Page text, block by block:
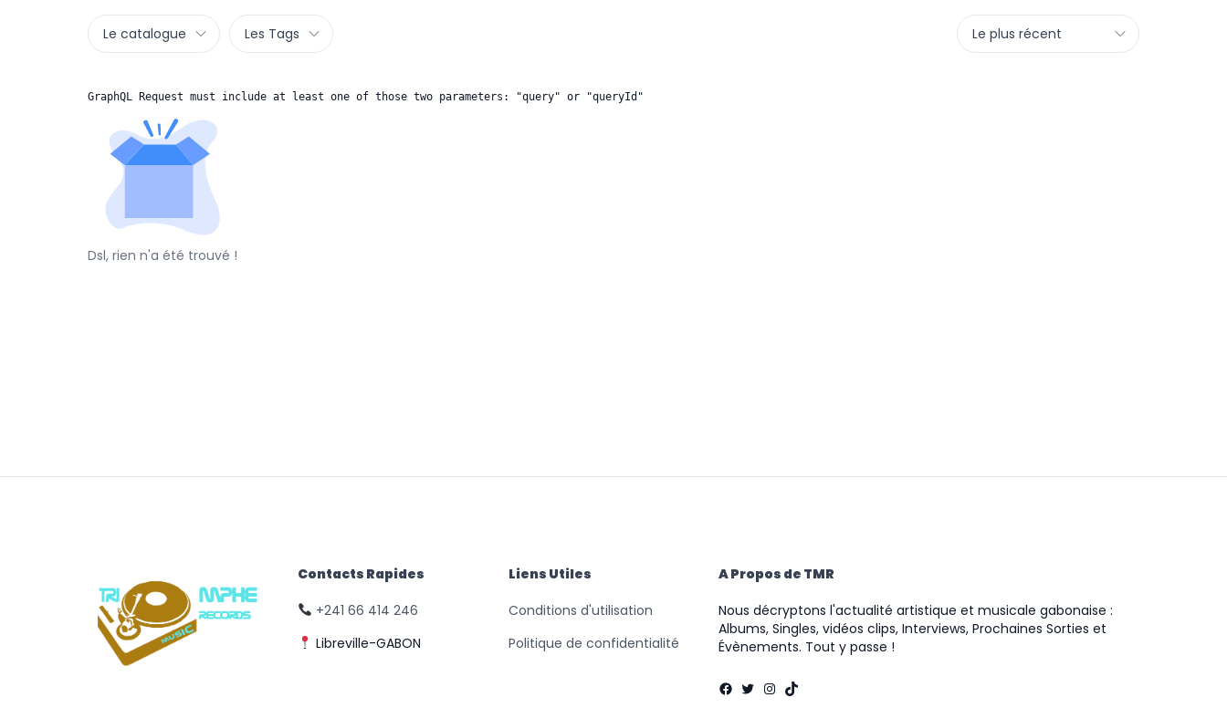
Le catalogue Les Tags Le plus récent
GraphQL Request must include at least one of those two parameters: "query" or "queryId"
Dsl, rien n'a été trouvé !
Contacts Rapides
+241 66 414 246
Libreville-GABON
Liens Utiles
Conditions d'utilisation
Politique de confidentialité
A Propos de TMR
Nous décryptons l'actualité artistique et musicale gabonaise :
Albums, Singles, vidéos clips, Interviews, Prochaines Sorties et
Évènements. Tout y passe !
Facebook
Twitter
Instagram
TikTok